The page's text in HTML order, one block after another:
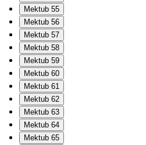
Mektub 55
Mektub 56
Mektub 57
Mektub 58
Mektub 59
Mektub 60
Mektub 61
Mektub 62
Mektub 63
Mektub 64
Mektub 65